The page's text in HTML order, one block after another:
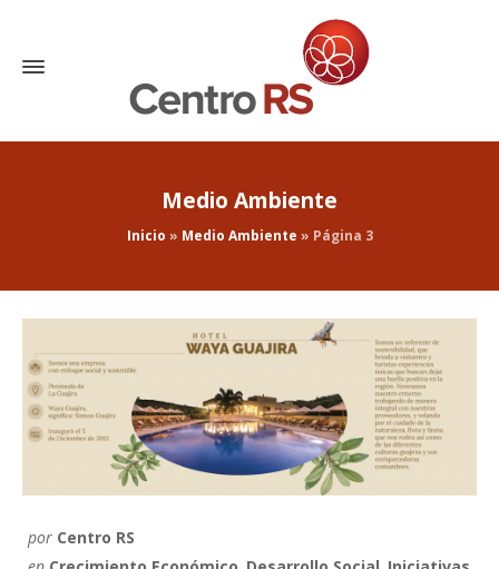
Medio Ambiente
Inicio » Medio Ambiente » Página 3
por Centro RS